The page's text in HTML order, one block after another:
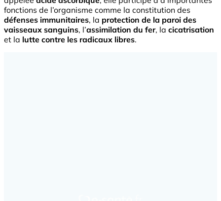
fonctions de l’organisme comme la constitution des
défenses immunitaires, la protection de la paroi des
vaisseaux sanguins, l’assimilation du fer, la cicatrisation
et la lutte contre les radicaux libres.